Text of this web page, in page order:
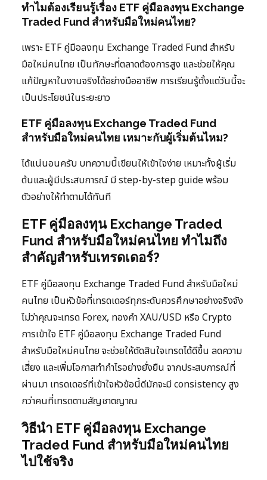
ทำไมต้องเรียนรู้เรื่อง ETF คู่มือลงทุน Exchange
Traded Fund สำหรับมือใหม่คนไทย?
เพราะ ETF คู่มือลงทุน Exchange Traded Fund สำหรับ
มือใหม่คนไทย เป็นทักษะที่ตลาดต้องการสูง และช่วยให้คุณ
แก้ปัญหาในงานจริงได้อย่างมืออาชีพ การเรียนรู้ตั้งแต่วันนี้จะ
เป็นประโยชน์ในระยะยาว
ETF คู่มือลงทุน Exchange Traded Fund
สำหรับมือใหม่คนไทย เหมาะกับผู้เริ่มต้นไหม?
ได้แน่นอนครับ บทความนี้เขียนให้เข้าใจง่าย เหมาะทั้งผู้เริ่ม
ต้นและผู้มีประสบการณ์ มี step-by-step guide พร้อม
ตัวอย่างให้ทำตามได้ทันที
ETF คู่มือลงทุน Exchange Traded
Fund สำหรับมือใหม่คนไทย ทำไมถึง
สำคัญสำหรับเทรดเดอร์?
ETF คู่มือลงทุน Exchange Traded Fund สำหรับมือใหม่
คนไทย เป็นหัวข้อที่เทรดเดอร์ทุกระดับควรศึกษาอย่างจริงจัง
ไม่ว่าคุณจะเทรด Forex, ทองคำ XAU/USD หรือ Crypto
การเข้าใจ ETF คู่มือลงทุน Exchange Traded Fund
สำหรับมือใหม่คนไทย จะช่วยให้ตัดสินใจเทรดได้ดีขึ้น ลดความ
เสี่ยง และเพิ่มโอกาสทำกำไรอย่างยั่งยืน จากประสบการณ์ที่
ผ่านมา เทรดเดอร์ที่เข้าใจหัวข้อนี้ดีมักจะมี consistency สูง
กว่าคนที่เทรดตามสัญชาตญาณ
วิธีนำ ETF คู่มือลงทุน Exchange
Traded Fund สำหรับมือใหม่คนไทย
ไปใช้จริง